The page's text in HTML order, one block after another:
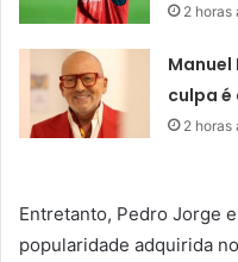
2 horas
Manuel
culpa é
2 horas
Entretanto, Pedro Jorge
popularidade adquirida